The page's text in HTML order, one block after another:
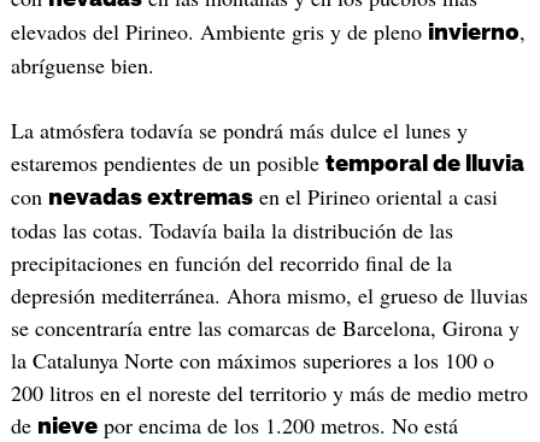
elevados del Pirineo. Ambiente gris y de pleno invierno,
abríguense bien.
La atmósfera todavía se pondrá más dulce el lunes y
estaremos pendientes de un posible temporal de lluvia
con nevadas extremasen el Pirineo oriental a casi
todas las cotas. Todavía baila la distribución de las
precipitaciones en función del recorrido final de la
depresión mediterránea. Ahora mismo, el grueso de lluvias
se concentraría entre las comarcas de Barcelona, Girona y
la Catalunya Norte con máximos superiores a los 100 o
200 litros en el noreste del territorio y más de medio metro
de nievepor encima de los 1.200 metros. No está